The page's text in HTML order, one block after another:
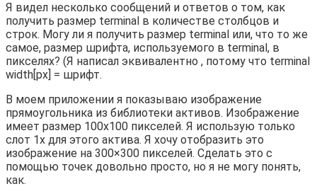
Я видел несколько сообщений и ответов о том, как
получить размер terminal в количестве столбцов и
строк. Могу ли я получить размер terminal или, что то же
самое, размер шрифта, используемого в terminal, в
пикселях? (Я написал эквивалентно , потому что terminal
width[px] = шрифт.
В моем приложении я показываю изображение
прямоугольника из библиотеки активов. Изображение
имеет размер 100х100 пикселей. Я использую только
слот 1x для этого актива. Я хочу отобразить это
изображение на 300×300 пикселей. Сделать это с
помощью точек довольно просто, но я не могу понять,
как.